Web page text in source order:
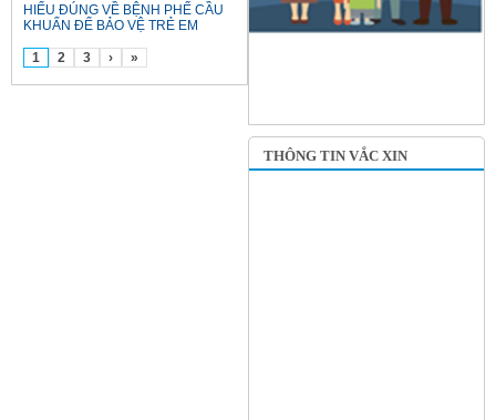
HIỂU ĐÚNG VỀ BỆNH PHẾ CẦU
KHUẨN ĐỂ BẢO VỆ TRẺ EM
1 2 3 › »
THÔNG TIN VẮC XIN